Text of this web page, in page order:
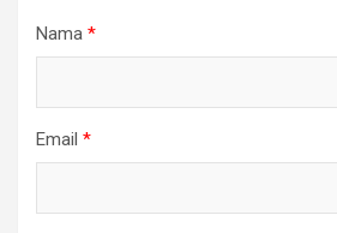
Nama *
Email *